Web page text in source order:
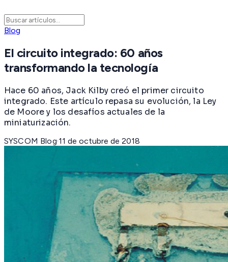
Blog
El circuito integrado: 60 años
transformando la tecnología
Hace 60 años, Jack Kilby creó el primer circuito
integrado. Este artículo repasa su evolución, la Ley
de Moore y los desafíos actuales de la
miniaturización.
SYSCOM Blog·11 de octubre de 2018